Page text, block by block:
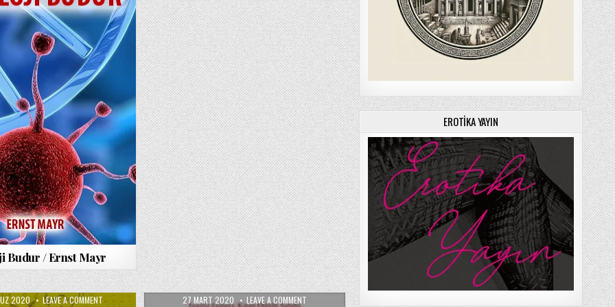
Budur / Ernst Mayr
2020 LEAVE A COMMENTON PUBLISHED
27 MART 2020 LEAVE A COMMENTON
EROTIKA YAYIN